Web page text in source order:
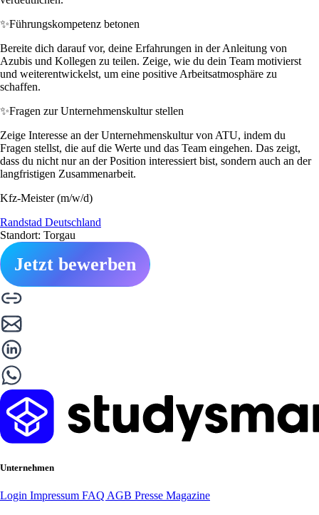
✨Führungskompetenz betonen
Bereite dich darauf vor, deine Erfahrungen in der Anleitung von
Azubis und Kollegen zu teilen. Zeige, wie du dein Team motivierst
und weiterentwickelst, um eine positive Arbeitsatmosphäre zu
schaffen.
✨Fragen zur Unternehmenskultur stellen
Zeige Interesse an der Unternehmenskultur von ATU, indem du
Fragen stellst, die auf die Werte und das Team eingehen. Das zeigt,
dass du nicht nur an der Position interessiert bist, sondern auch an der
langfristigen Zusammenarbeit.
Kfz-Meister (m/w/d)
Randstad Deutschland
Standort: Torgau
Jetzt bewerben
Unternehmen
Login Impressum FAQ AGB Presse Magazine